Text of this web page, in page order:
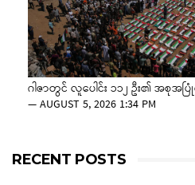
ဂါဇာတွင် လူပေါင်း ၁၁၂ ဦး၏ အစုအ
—AUGUST 5, 2026 1:34 PM
RECENT POSTS